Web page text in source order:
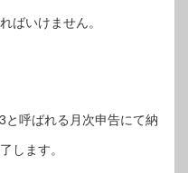
ばいけません。
呼ばれる月次申告にて納
します。